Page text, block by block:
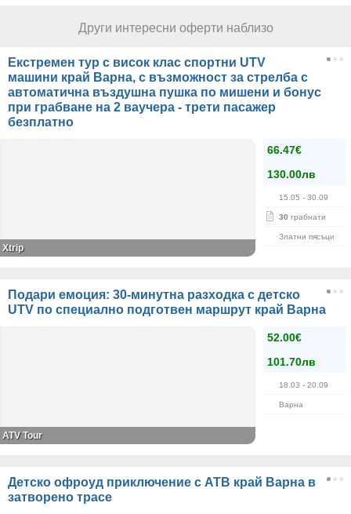
Други интересни оферти наблизо
Екстремен тур с висок клас спортни UTV
машини край Варна, с възможност за стрелба с
автоматична въздушна пушка по мишени и бонус
при грабване на 2 ваучера - трети пасажер
безплатно
66.47€
130.00лв
15.05 - 30.09
30 грабнати
Златни пясъци
Xtrip
Подари емоция: 30-минутна разходка с детско
UTV по специално подготвен маршрут край Варна
52.00€
101.70лв
18.03 - 20.09
Варна
ATV Tour
Детско офроуд приключение с АТВ край Варна в
затворено трасе